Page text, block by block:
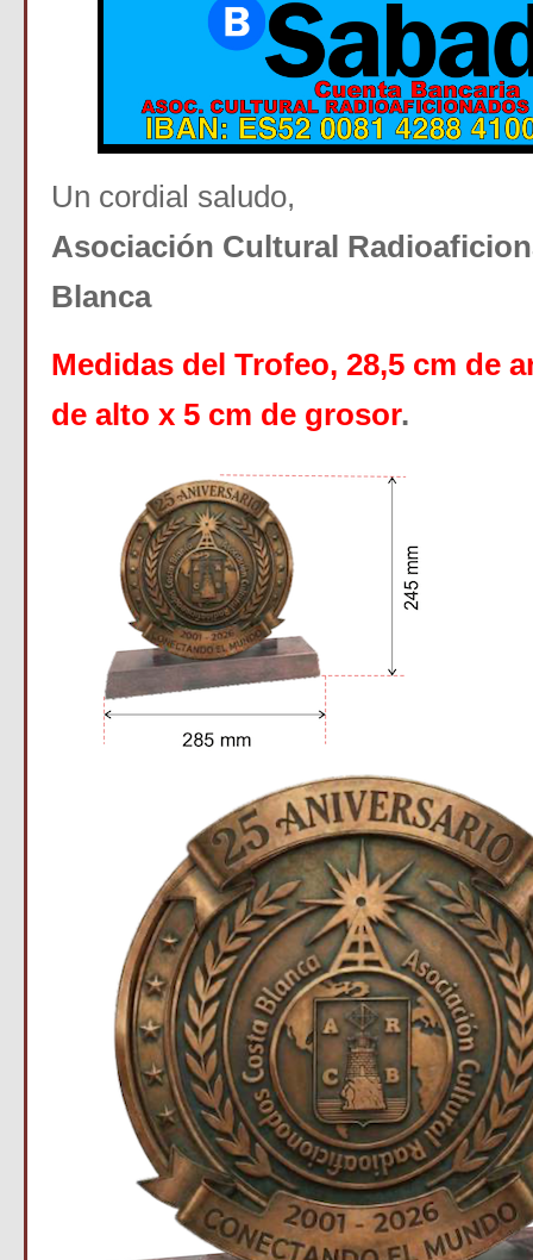
Un cordial saludo,
Asociación Cultural
Blanca
Medidas del Trofeo, 28,5 cm de
de alto x 5 cm de grosor.